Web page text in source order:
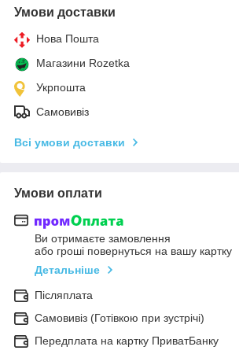
Умови доставки
Нова Пошта
Магазини Rozetka
Укрпошта
Самовивіз
Всі умови доставки
Умови оплати
Ви отримаєте замовлення
або гроші повернуться на вашу картку
Детальніше
Післяплата
Самовивіз (Готівкою при зустрічі)
Передплата на картку ПриватБанку